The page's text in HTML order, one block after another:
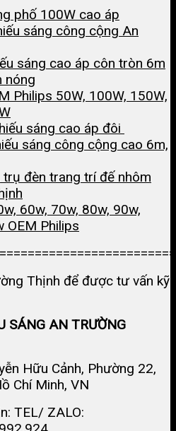
phố 100W cao áp
sáng công cộng An
sáng cao áp côn tròn 6m
nóng
Philips 50W, 100W, 150W,
sáng cao áp đôi
sáng công cộng cao 6m,
đèn trang trí đế nhôm
60w, 70w, 80w, 90w,
OEM Philips
Thịnh để được tư vấn kỹ
SÁNG AN TRƯỜNG
Hữu Cảnh, Phường 22,
Chí Minh, VN
TEL/ ZALO: